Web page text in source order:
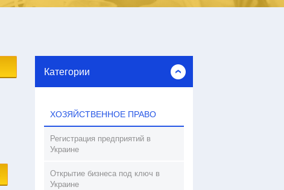
Категории
ХОЗЯЙСТВЕННОЕ ПРАВО
Регистрация предприятий в
Украине
Открытие бизнеса под ключ в
Украине